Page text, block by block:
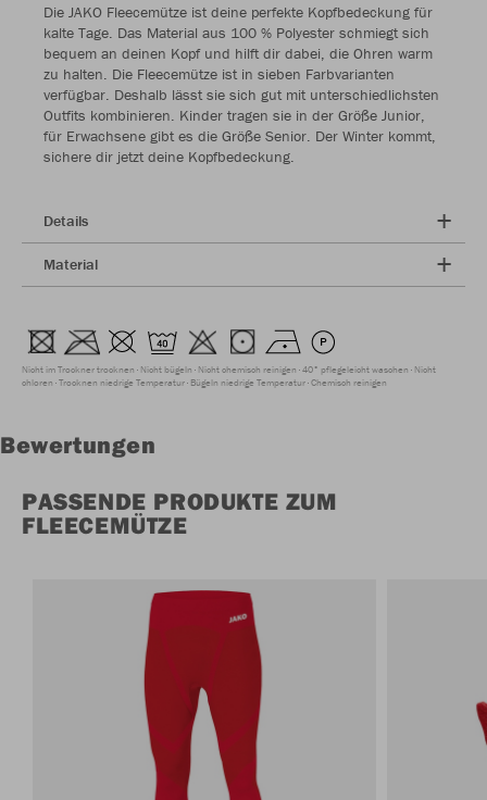
Die JAKO Fleecemütze ist deine perfekte Kopfbedeckung für
kalte Tage. Das Material aus 100 % Polyester schmiegt sich
bequem an deinen Kopf und hilft dir dabei, die Ohren warm
zu halten. Die Fleecemütze ist in sieben Farbvarianten
verfügbar. Deshalb lässt sie sich gut mit unterschiedlichsten
Outfits kombinieren. Kinder tragen sie in der Größe Junior,
für Erwachsene gibt es die Größe Senior. Der Winter kommt,
sichere dir jetzt deine Kopfbedeckung.
Details
Material
Nicht im Trockner trocknen Nicht bügeln Nicht chemisch reinigen 40° pflegeleicht waschen Nicht
chloren Trocknen niedrige Temperatur Bügeln niedrige Temperatur Chemisch reinigen
Bewertungen
PASSENDE PRODUKTE ZUM
FLEECEMÜTZE